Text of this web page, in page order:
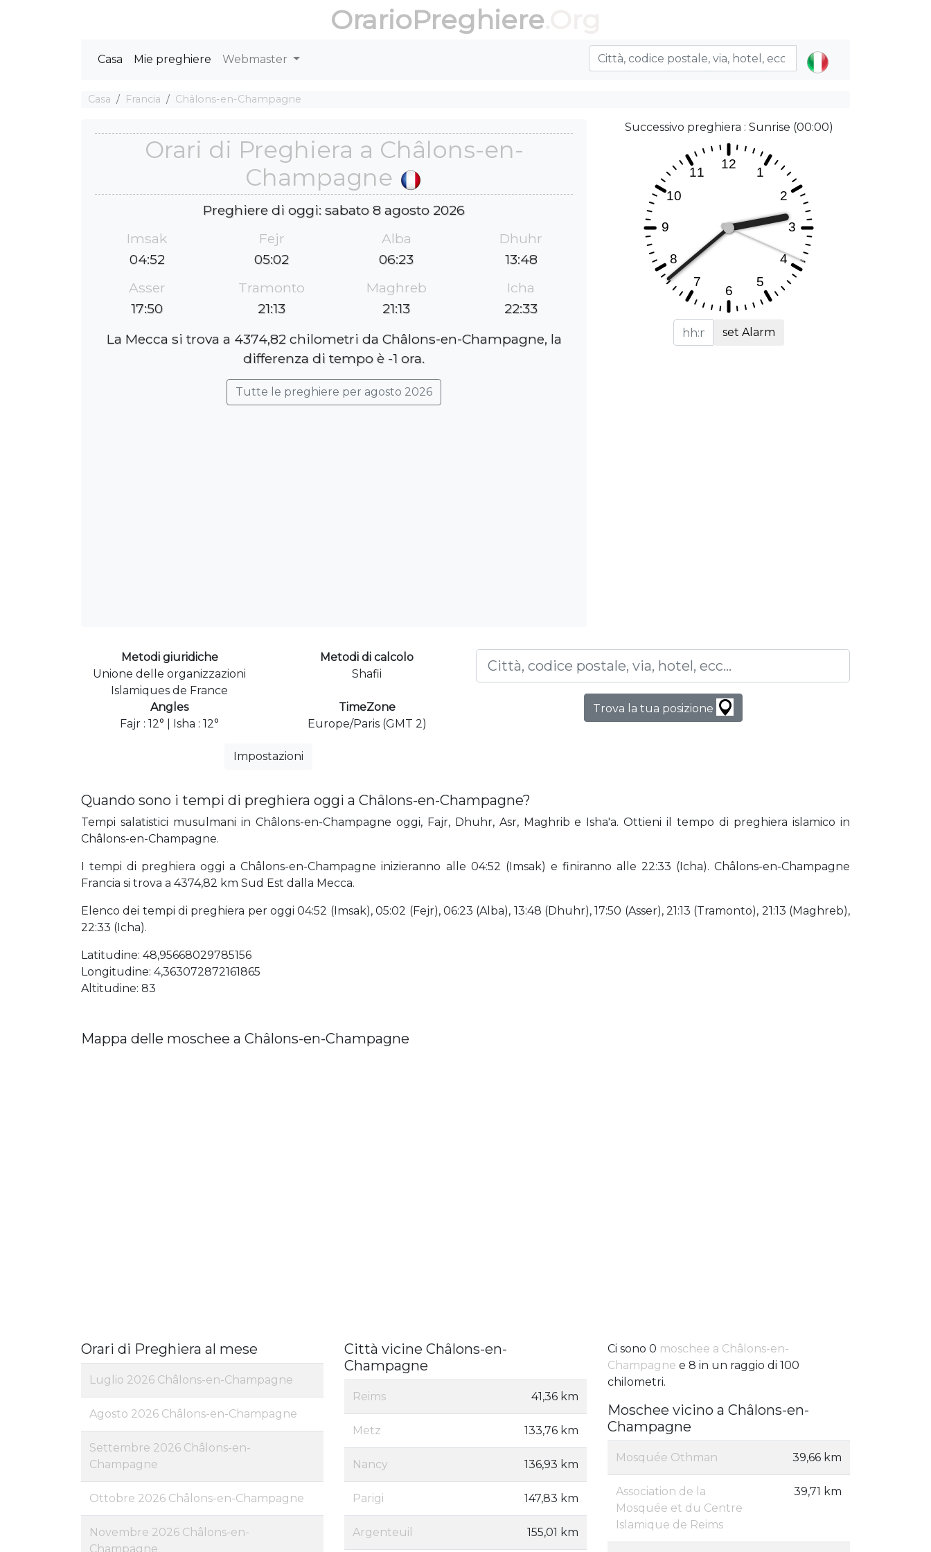
OrarioPreghiere
Casa Mie preghiere Webmaster
Casa Francia Châlons-en-Champagne
Orari di Preghiera a Châlons-en-
Champagne
Preghiere di oggi: sabato 8 agosto 2026
Imsak
04:52
Fejr
05:02
Alba
06:23
Dhuhr
13:48
Asser
17:50
Tramonto
21:13
Maghreb
21:13
Icha
22:33
La Mecca si trova a 4374,82 chilometri da Châlons-en-Champagne, la
differenza di tempo è -1 ora.
Tutte le preghiere per agosto 2026
Successivo preghiera : Sunrise (00:00)
set Alarm
Metodi giuridiche
Unione delle organizzazioni
Islamiques de France
Metodi di calcolo
Shafii
Angles
Fajr : 12° | Isha : 12°
TimeZone
Europe/Paris (GMT 2)
Impostazioni
Trova la tua posizione
Quando sono i tempi di preghiera oggi a Châlons-en-Champagne?
Tempi salatistici musulmani in Châlons-en-Champagne oggi, Fajr, Dhuhr, Asr, Maghrib e Isha'a. Ottieni il tempo di preghiera islamico in
Châlons-en-Champagne.
I tempi di preghiera oggi a Châlons-en-Champagne inizieranno alle 04:52 (Imsak) e finiranno alle 22:33 (Icha). Châlons-en-Champagne
Francia si trova a 4374,82 km Sud Est dalla Mecca.
Elenco dei tempi di preghiera per oggi 04:52 (Imsak), 05:02 (Fejr), 06:23 (Alba), 13:48 (Dhuhr), 17:50 (Asser), 21:13 (Tramonto), 21:13 (Maghreb),
22:33 (Icha).
Latitudine: 48,95668029785156
Longitudine: 4,363072872161865
Altitudine: 83
Mappa delle moschee a Châlons-en-Champagne
Orari di Preghiera al mese
Luglio 2026 Châlons-en-Champagne
Agosto 2026 Châlons-en-Champagne
Settembre 2026 Châlons-en-
Champagne
Ottobre 2026 Châlons-en-Champagne
Novembre 2026 Châlons-en-
Champagne
Città vicine Châlons-en-
Champagne
Reims 41,36 km
Metz 133,76 km
Nancy 136,93 km
Parigi 147,83 km
Argenteuil 155,01 km
Ci sono 0 moschee a Châlons-en-
Champagne e 8 in un raggio di 100
chilometri.
Moschee vicino a Châlons-en-
Champagne
Mosquée Othman 39,66 km
Association de la
Mosquée et du Centre
Islamique de Reims
39,71 km